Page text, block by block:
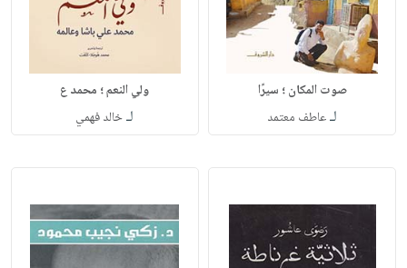
صوت المكان ؛ سيرًا
لـعاطف معتمد
ولي النعم ؛ محمد ع
لـخالد فهمي